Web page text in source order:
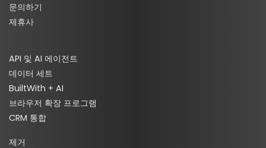
문의하기
제휴사
API 및 AI 에이전트
데이터 세트
BuiltWith + AI
브라우저 확장 프로그램
CRM 통합
제거